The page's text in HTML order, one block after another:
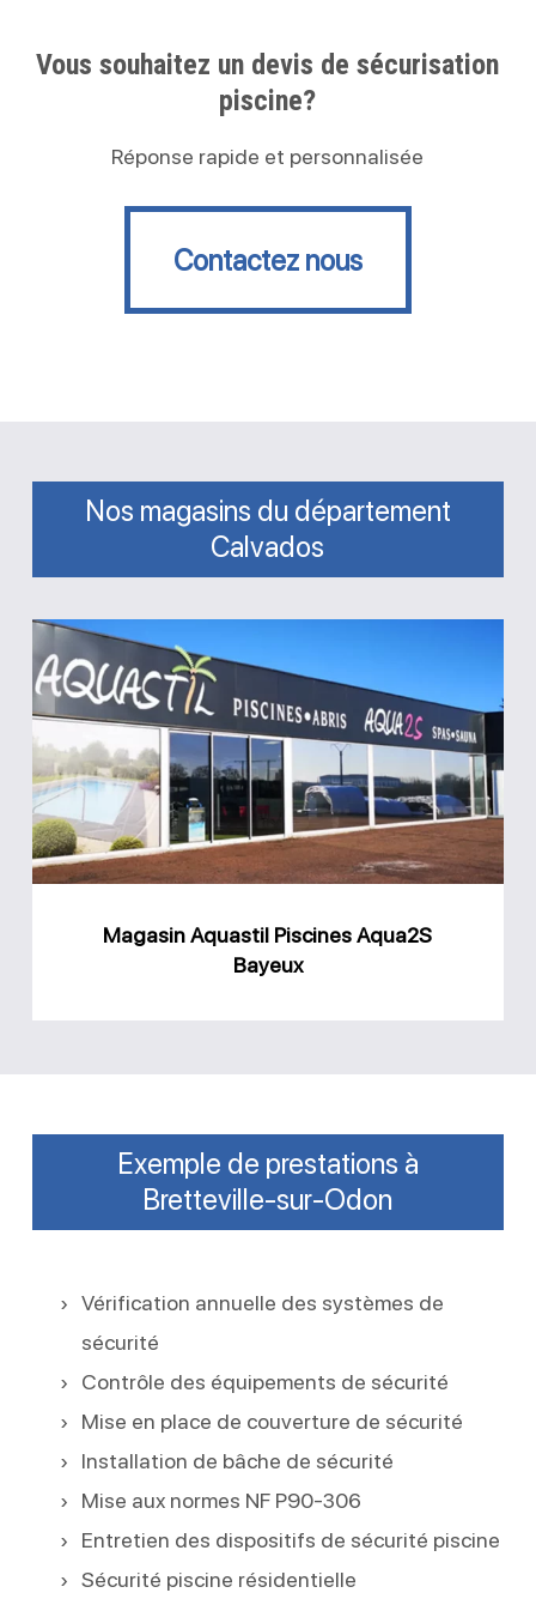
Vous souhaitez un devis de sécurisation
piscine?
Réponse rapide et personnalisée
Contactez nous
Contactez nous
Nos magasins du département
Calvados
Aquastil
Piscines
Aqua2S
Bayeux
Magasin Aquastil Piscines Aqua2S
Bayeux
Exemple de prestations à
Bretteville-sur-Odon
Vérification annuelle des systèmes de
sécurité
Contrôle des équipements de sécurité
Mise en place de couverture de sécurité
Installation de bâche de sécurité
Mise aux normes NF P90-306
Entretien des dispositifs de sécurité piscine
Sécurité piscine résidentielle